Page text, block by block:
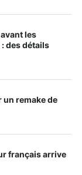
les
des détails
un remake de
français arrive